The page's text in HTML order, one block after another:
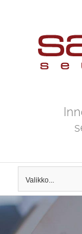
Valikko...